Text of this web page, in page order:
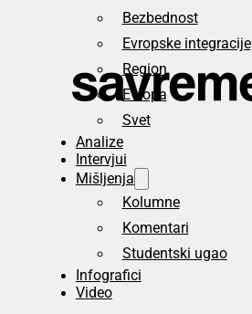
Bezbednost
Evropske integracije
Region
Evropa
Svet
Analize
Intervjui
Mišljenja
Kolumne
Komentari
Studentski ugao
Infografici
Video